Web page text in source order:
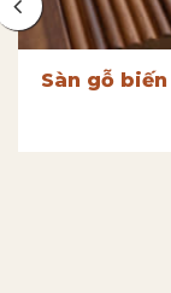
Sàn gỗ